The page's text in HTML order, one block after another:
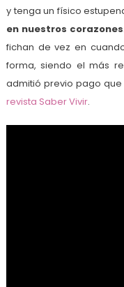
y tenga un físico
en nuestros corazones
fichan de vez en
forma, siendo el más
admitió previo pago
revista Saber Vivir.